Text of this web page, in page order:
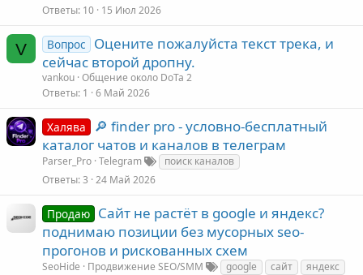
Ответы 10 15 Июл 2026
V Вопрос
Оцените пожалуйста текст трека, и
сейчас второй дропну.
vankou Общение около DoTa 2
Ответы 1 6 Май 2026
Халява
🔎 finder pro - условно-бесплатный
каталог чатов и каналов в телеграм
Parser_Pro Telegram
поиск каналов
Ответы 3 24 Май 2026
Продаю Сайт не растёт в google и яндекс?
поднимаю позиции без мусорных seo-
прогонов и рискованных схем
SeoHide Продвижение SEO/SMM google сайт
яндекс